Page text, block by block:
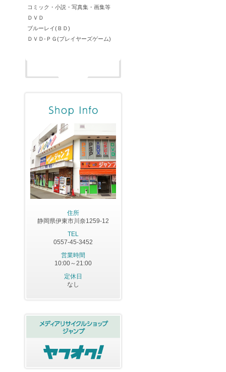
コミック・小説・写真集・画集等
ＤＶＤ
ブルーレイ(ＢＤ)
ＤＶＤ-ＰＧ(プレイヤーズゲーム)
住所
静岡県伊東市川奈1259-12
TEL
0557-45-3452
営業時間
10:00～21:00
定休日
なし